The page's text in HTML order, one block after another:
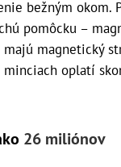
bežným okom.
pomôcku –
magnetický
oplatí
26 miliónov